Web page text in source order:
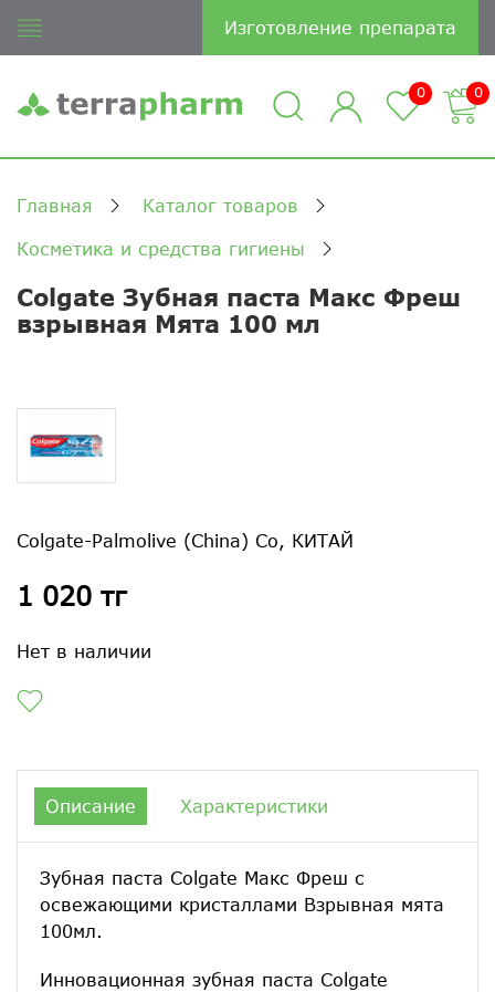
Изготовление препарата
0 0
Главная Каталог товаров
Косметика и средства гигиены
Colgate Зубная паста Макс Фреш
взрывная Мята 100 мл
Colgate-Palmolive (China) Co, КИТАЙ
1 020 тг
Нет в наличии
Описание Характеристики
Зубная паста Colgate Макс Фреш с
освежающими кристаллами Взрывная мята
100мл.
Инновационная зубная паста Colgate